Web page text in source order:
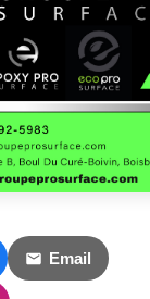
Email